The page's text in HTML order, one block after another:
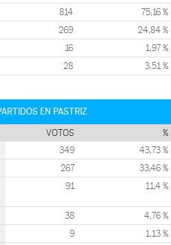
814 75,16 %
269 24,84 %
16 1,97 %
28 3,51 %
EN PASTRIZ
VOTOS %
349 43,73 %
267 33,46 %
91 11,4 %
38 4,76 %
9 1,13 %